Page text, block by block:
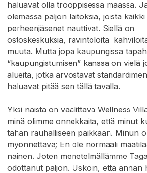
haluavat olla trooppisessa maassa.
olemassa paljon laitoksia, joista kaikki
perheenjäsenet nauttivat. Siellä on
ostoskeskuksia, ravintoloita,
muuta. Mutta jopa kaupungissa
“kaupungistumisen” kanssa on vielä
alueita, jotka arvostavat
haluavat pitää sen tällä tavalla.
Yksi näistä on vaalittava Wellness
minä olimme onnekkaita, että minut
tähän rauhalliseen paikkaan. Minun
myönnettävä; En ole normaali
nainen. Joten menetelmällämme
odottanut paljon. Uskoin, että annan